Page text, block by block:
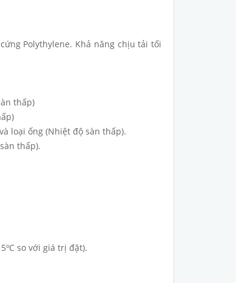
Polythylene. Khả năng chịu tải tối
thấp)
loại ống (Nhiệt độ sàn thấp).
thấp).
so với giá trị đặt).